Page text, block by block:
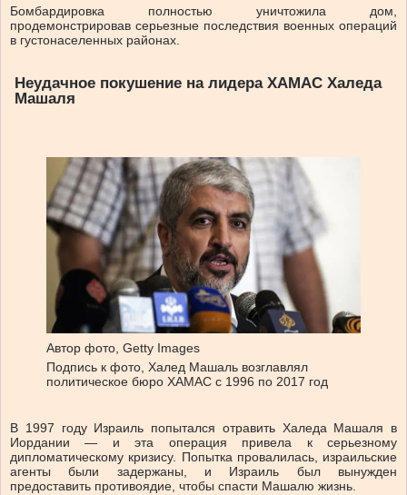
Бомбардировка полностью уничтожила дом,
продемонстрировав серьезные последствия военных операций
в густонаселенных районах.
Неудачное покушение на лидера ХАМАС Халеда
Машаля
Автор фото, Getty Images
Подпись к фото, Халед Машаль возглавлял
политическое бюро ХАМАС с 1996 по 2017 год
В 1997 году Израиль попытался отравить Халеда Машаля в
Иордании — и эта операция привела к серьезному
дипломатическому кризису. Попытка провалилась, израильские
агенты были задержаны, и Израиль был вынужден
предоставить противоядие, чтобы спасти Машалю жизнь.